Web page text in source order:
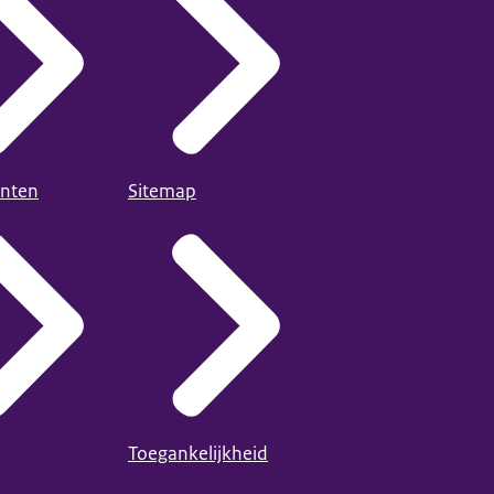
Sitemap
Toegankelijkheid